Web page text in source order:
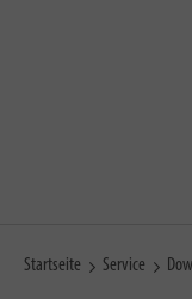
Startseite Service